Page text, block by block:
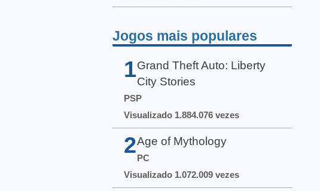
Jogos mais populares
1 Grand Theft Auto: Liberty
City Stories
PSP
Visualizado 1.884.076 vezes
2Age of Mythology
PC
Visualizado 1.072.009 vezes